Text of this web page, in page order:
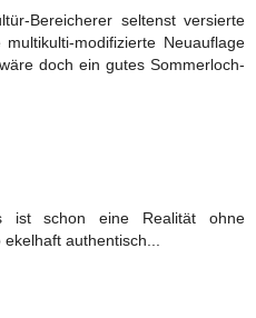
Bereicherer seltenst versierte
modifizierte Neuauflage
doch ein gutes Sommerloch-
ist schon eine Realität ohne
authentisch...